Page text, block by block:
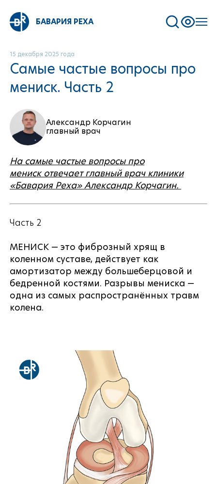
БАВАРИЯ РЕХА
15 декабря 2025 года
Самые частые вопросы про
мениск. Часть 2
Александр Корчагин
главный врач
На самые частые вопросы про
мениск отвечает главный врач клиники
«Бавария Реха» Александр Корчагин.
Часть 2
МЕНИСК — это фиброзный хрящ в
коленном суставе, действует как
амортизатор между большеберцовой и
бедренной костями. Разрывы мениска —
одна из самых распространённых травм
колена.